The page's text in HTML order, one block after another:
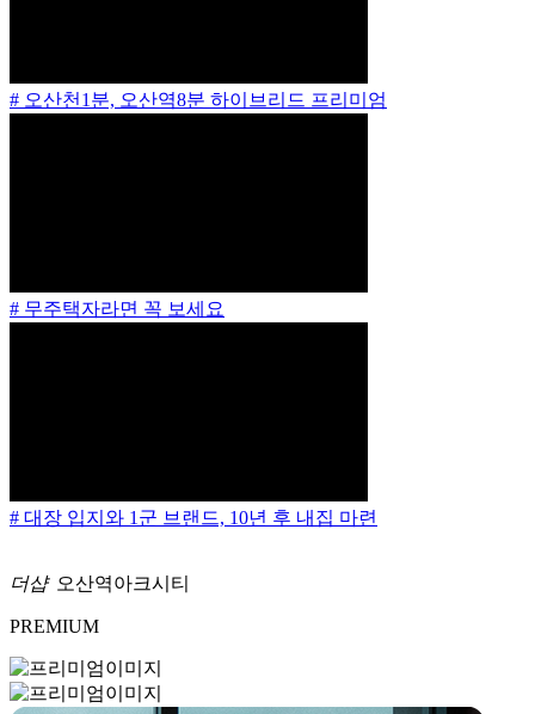
# 오산천1분, 오산역8분 하이브리드 프리미엄
# 무주택자라면 꼭 보세요
# 대장 입지와 1군 브랜드, 10년 후 내집 마련
더샵 오산역아크시티
PREMIUM